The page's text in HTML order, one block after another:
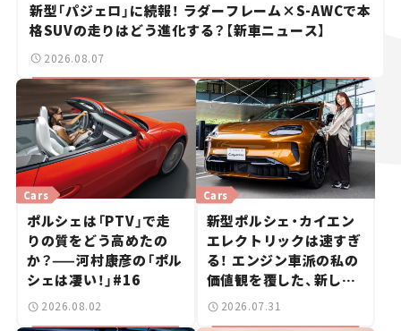
新型「パジェロ」に続報！ ラダーフレーム×S-AWCで本
格SUVの走りはどう進化する？【新車ニュース】
2026.08.07
ポルシェは「PTV」で走
りの質をどう高めたの
か？——河村康彦の「ポル
シェは凄い！」#16
Cars
2026.08.02
新型ポルシェ・カイエン
エレクトリックは速すぎ
る！ エンジン車派の私の
価値観を覆した、新しい
ポルシェの走り。
Cars
2026.07.31